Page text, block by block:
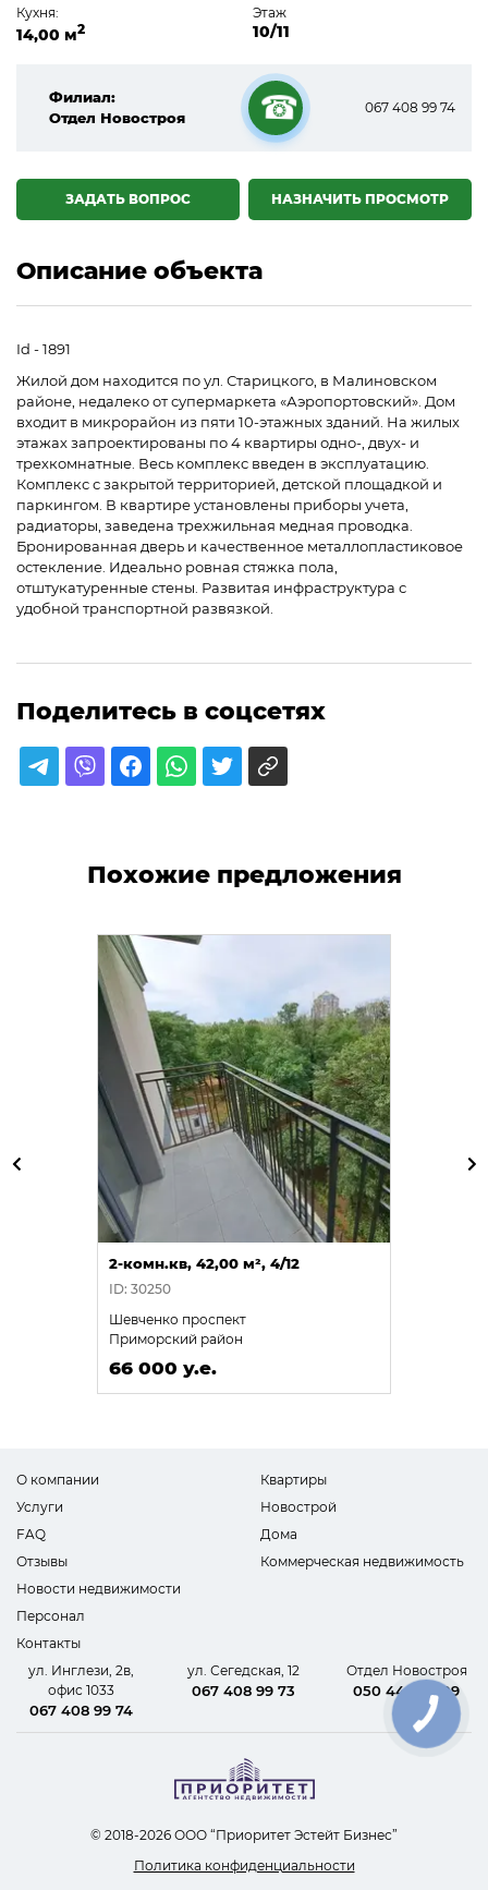
Кухня:
14,00 м2
Этаж
10/11
Филиал:
Отдел Новостроя
☎
067 408 99 74
НАЗНАЧИТЬ ПРОСМОТР
ЗАДАТЬ ВОПРОС
Описание объекта
Id - 1891
Жилой дом находится по ул. Старицкого, в Малиновском
районе, недалеко от супермаркета «Аэропортовский». Дом
входит в микрорайон из пяти 10-этажных зданий. На жилых
этажах запроектированы по 4 квартиры одно-, двух- и
трехкомнатные. Весь комплекс введен в эксплуатацию.
Комплекс с закрытой территорией, детской площадкой и
паркингом. В квартире установлены приборы учета,
радиаторы, заведена трехжильная медная проводка.
Бронированная дверь и качественное металлопластиковое
остекление. Идеально ровная стяжка пола,
отштукатуренные стены. Развитая инфраструктура с
удобной транспортной развязкой.
Поделитесь в соцсетях
Похожие предложения
2-комн.кв, 42,00 м², 4/12
ID: 30250
Шевченко проспект
Приморский район
66 000 у.е.
О компании
Услуги
FAQ
Отзывы
Новости недвижимости
Персонал
Контакты
Квартиры
Новострой
Дома
Коммерческая недвижимость
ул. Инглези, 2в,
офис 1033
067 408 99 74
ул. Сегедская, 12
067 408 99 73
Отдел Новостроя
050 440 62 09
© 2018-2026 ООО “Приоритет Эстейт Бизнес”
Политика конфиденциальности